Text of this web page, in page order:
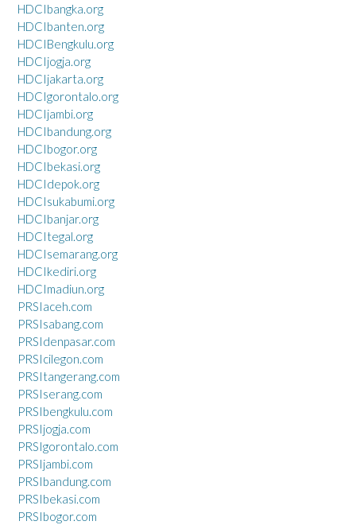
HDCIbangka.org
HDCIbanten.org
HDCIBengkulu.org
HDCIjogja.org
HDCIjakarta.org
HDCIgorontalo.org
HDCIjambi.org
HDCIbandung.org
HDCIbogor.org
HDCIbekasi.org
HDCIdepok.org
HDCIsukabumi.org
HDCIbanjar.org
HDCItegal.org
HDCIsemarang.org
HDCIkediri.org
HDCImadiun.org
PRSIaceh.com
PRSIsabang.com
PRSIdenpasar.com
PRSIcilegon.com
PRSItangerang.com
PRSIserang.com
PRSIbengkulu.com
PRSIjogja.com
PRSIgorontalo.com
PRSIjambi.com
PRSIbandung.com
PRSIbekasi.com
PRSIbogor.com